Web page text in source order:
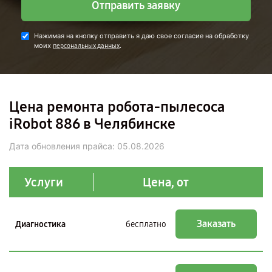
Отправить заявку
Нажимая на кнопку отправить я даю свое согласие на обработку
моих персональных данных.
Цена ремонта робота-пылесоса
iRobot 886 в Челябинске
Дата обновления прайса: 05.08.2026
Услуги Цена, от
Диагностика бесплатно Заказать